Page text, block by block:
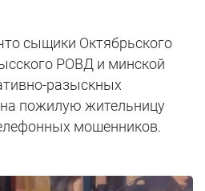
сыщики Октябрьского
РОВД и минской
разыскных
пожилую жительницу
мошенников.